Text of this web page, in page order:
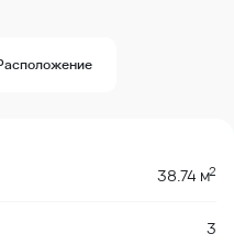
38.74 м2
3